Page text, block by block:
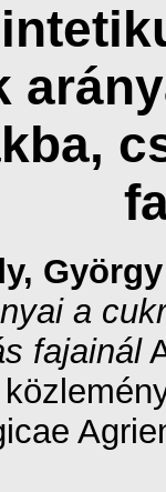
György
a
fajainál